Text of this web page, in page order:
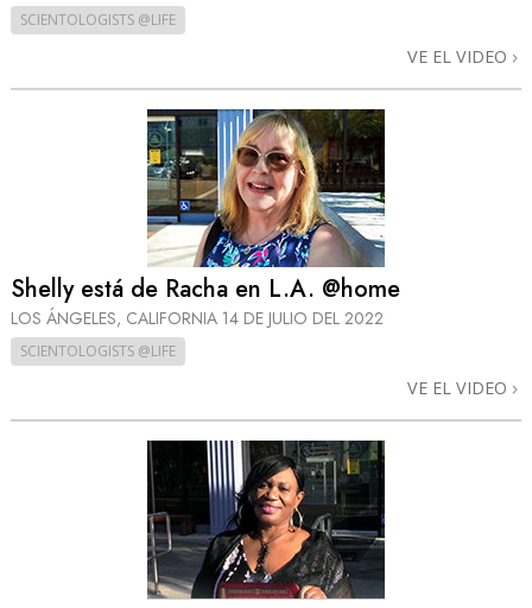
SCIENTOLOGISTS @LIFE
VE EL VIDEO
Shelly está de Racha en L.A. @home
LOS ÁNGELES, CALIFORNIA 14 DE JULIO DEL 2022
SCIENTOLOGISTS @LIFE
VE EL VIDEO